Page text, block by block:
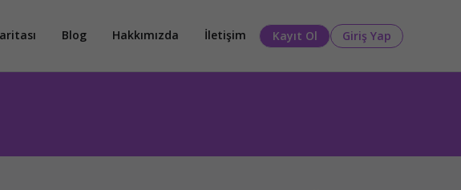
Blog Hakkımızda İletişim Kayıt Ol Giriş Yap